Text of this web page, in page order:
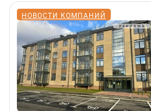
НОВОСТИ КОМПАНИЙ